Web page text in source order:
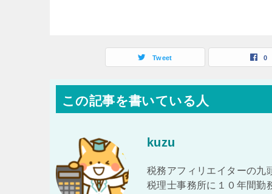
Tweet 0
この記事を書いている人
kuzu
税務アフィリエイターの九
税理士事務所に１０年間勤